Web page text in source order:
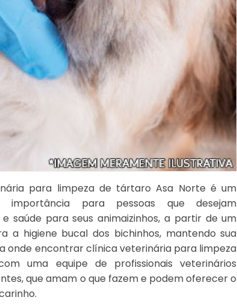
para limpeza de tártaro Asa Norte é um
importância para pessoas que desejam
saúde para seus animaizinhos, a partir de um
a higiene bucal dos bichinhos, mantendo sua
onde encontrar clínica veterinária para limpeza
uma equipe de profissionais veterinários
que amam o que fazem e podem oferecer o